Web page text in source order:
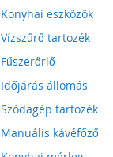
Konyhai eszközök
Vízszűrő tartozék
Fűszerőrlő
Időjárás állomás
Szódagép tartozék
Manuális kávéfőző